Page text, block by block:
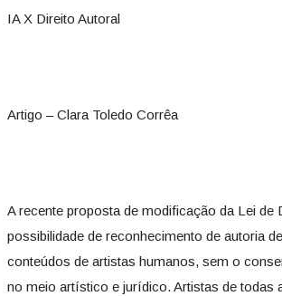
IA X Direito Autoral
Artigo – Clara Toledo Corrêa
A recente proposta de modificação da Lei de
possibilidade de reconhecimento de autoria
conteúdos de artistas humanos, sem o
no meio artístico e jurídico. Artistas de todas